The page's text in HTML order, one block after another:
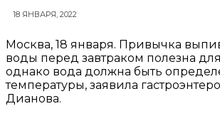
18 ЯНВАРЯ, 2022
Москва, 18 января. Привычка
воды перед завтраком полезна
однако вода должна быть
температуры, заявила
Дианова.